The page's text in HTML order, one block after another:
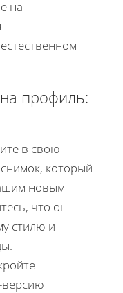
на
профиль:
в свою
который
новым
что он
стилю и